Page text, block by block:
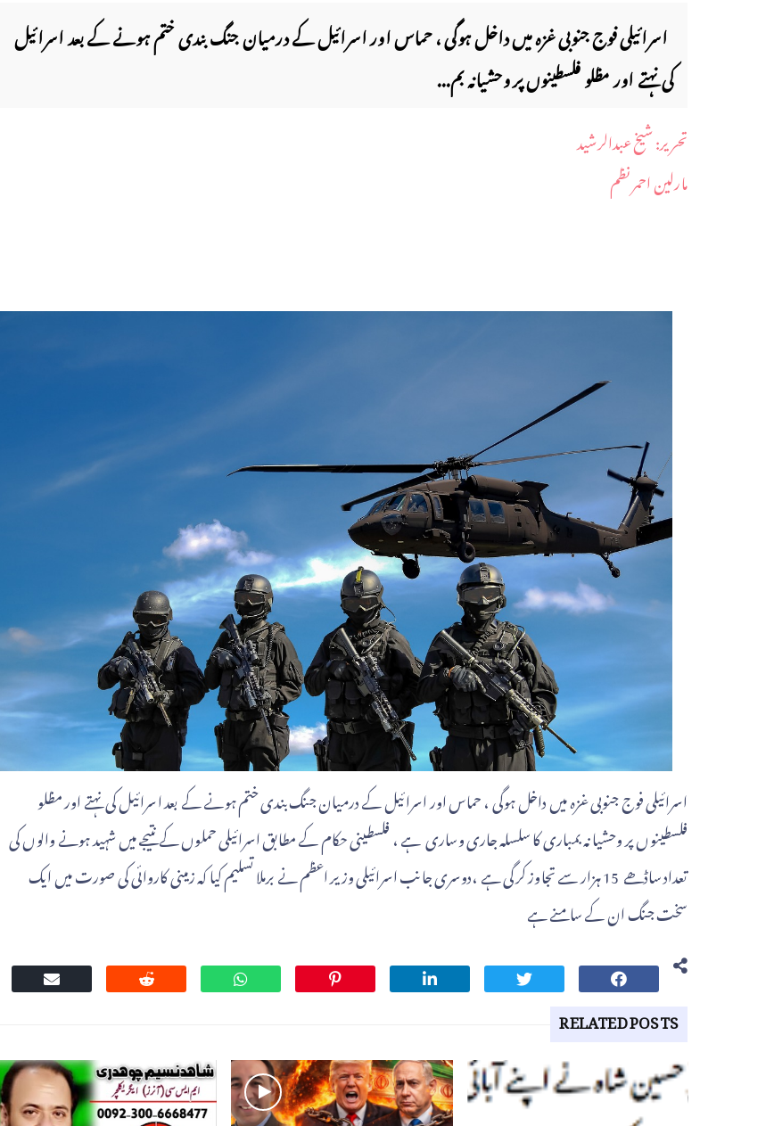
اسرائیلی فوج جنوبی غزہ میں داخل ہوگی ، حماس اور اسرائیل کے درمیان جنگ بندی ختم ہونے کے بعد اسرائیل
کی نہتے اور مظلو فلسطینوں پر وحشیانہ بم...
​تحریر: شیخ عبدالرشید
مارلین احمر نظم
اسرائیلی فوج جنوبی غزہ میں داخل ہوگی ، حماس اور اسرائیل کے درمیان جنگ بندی ختم ہونے کے بعد اسرائیل کی نہتے اور مظلو
فلسطینوں پر وحشیانہ بمباری کا سلسلہ جاری وساری ہے ، فلسطینی حکام کے مطابق اسرائیلی حملوں کے نتیجے میں شہید ہونے والوں کی
تعداد ساڈھے 15 ہزار سے تجاوز کرگی ہے ،دوسری جانب اسرائیلی وزیر اعظم نے برملا تسلیم کیا کہ زمینی کاروائی کی صورت میں ایک
سخت جنگ ان کے سامنے ہے
RELATED POSTS